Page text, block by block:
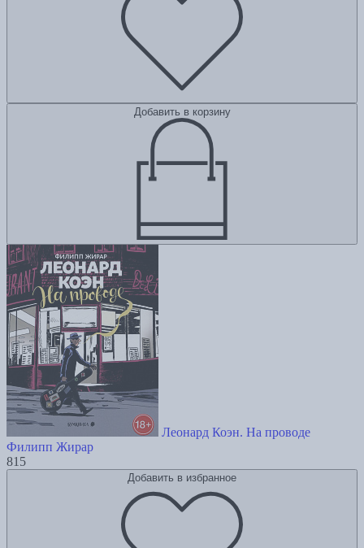
Добавить в корзину
Леонард Коэн. На проводе
Филипп Жирар
815
Добавить в избранное